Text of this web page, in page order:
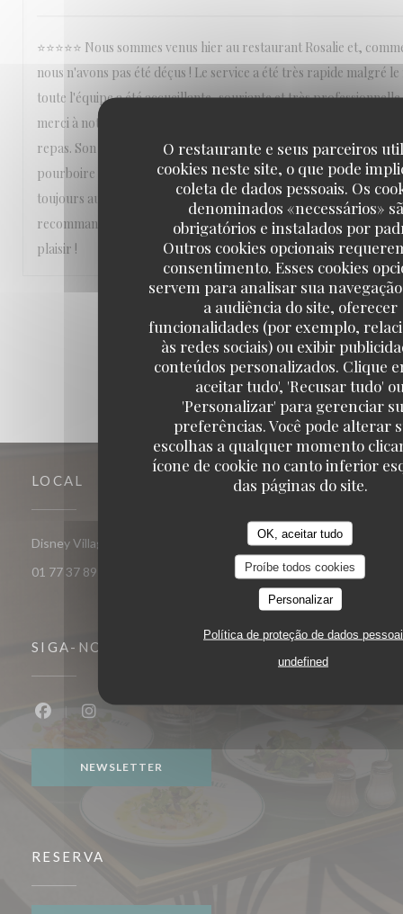
O restaurante e seus parceiros
cookies neste site, o que pode
coleta de dados pessoais. Os
denominados «necessários»
obrigatórios e instalados por
Outros cookies opcionais
consentimento. Esses cookies
servem para analisar sua
a audiência do site, oferecer
funcionalidades (por exemplo,
às redes sociais) ou exibir
conteúdos personalizados. Clique
aceitar tudo', 'Recusar tudo'
'Personalizar' para gerenciar
preferências. Você pode alterar
escolhas a qualquer momento
ícone de cookie no canto inferior
das páginas do site.
OK, aceitar tudo
Proíbe todos cookies
Personalizar
Política de proteção de dados
undefined
⭐⭐⭐⭐⭐ Nous sommes venus hier au restaurant Rosalie et,
nous n'avons pas été déçus ! Le service a été très rapide malgré
toute l'équipe a été accueillante, souriante et très
merci à notre serveur, qui a été particulièrement agréable tout
repas. Son professionnalisme nous a tellement plu que nous lui
pourboire de 10 €, amplement mérité. Les plats étaient
toujours aussi agréable et c'est un vrai plaisir de revenir à chaque
recommandons ce restaurant les yeux fermés et reviendrons
plaisir !
1 2 3
LOCAL
Disney Village 77700 Chessy
((abre numa nova janela))
01 77 37 89 14
SIGA-NOS
NEWSLETTER
RESERVA